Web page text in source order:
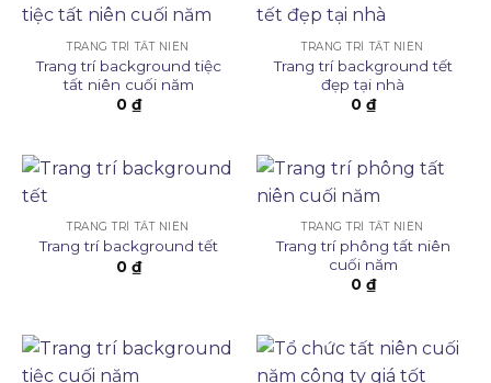
TRANG TRÍ TẤT NIÊN
Trang trí background tiệc
tất niên cuối năm
0 ₫
TRANG TRÍ TẤT NIÊN
Trang trí background tết
đẹp tại nhà
0 ₫
TRANG TRÍ TẤT NIÊN
Trang trí background tết
0 ₫
TRANG TRÍ TẤT NIÊN
Trang trí phông tất niên
cuối năm
0 ₫